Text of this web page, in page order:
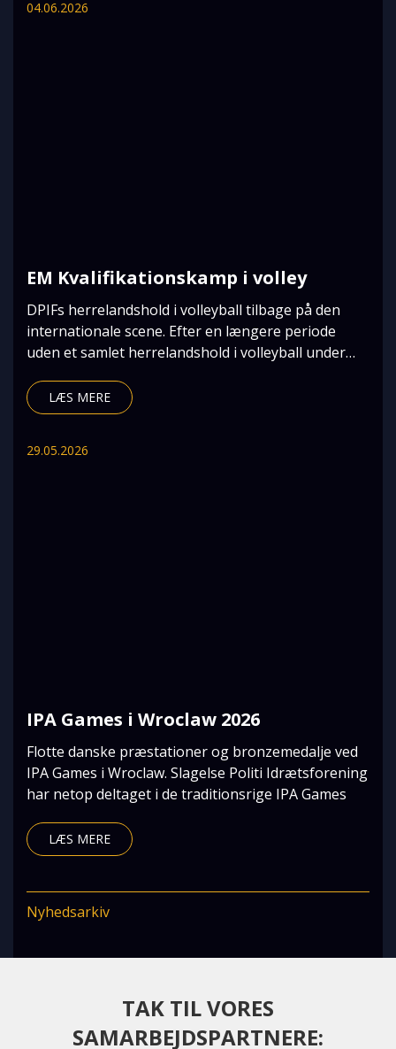
04.06.2026
EM Kvalifikationskamp i volley
DPIFs herrelandshold i volleyball tilbage på den
internationale scene. Efter en længere periode
uden et samlet herrelandshold i volleyball under
LÆS MERE
29.05.2026
IPA Games i Wroclaw 2026
Flotte danske præstationer og bronzemedalje ved
IPA Games i Wroclaw. Slagelse Politi Idrætsforening
har netop deltaget i de traditionsrige IPA Games
LÆS MERE
Nyhedsarkiv
TAK TIL VORES
SAMARBEJDSPARTNERE: